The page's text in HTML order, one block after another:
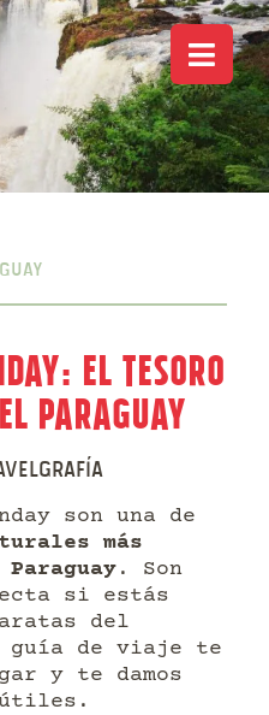
El tesoro
Paraguay
son una de
más
. Son
si estás
del
guía de viaje te
y te damos
útiles.